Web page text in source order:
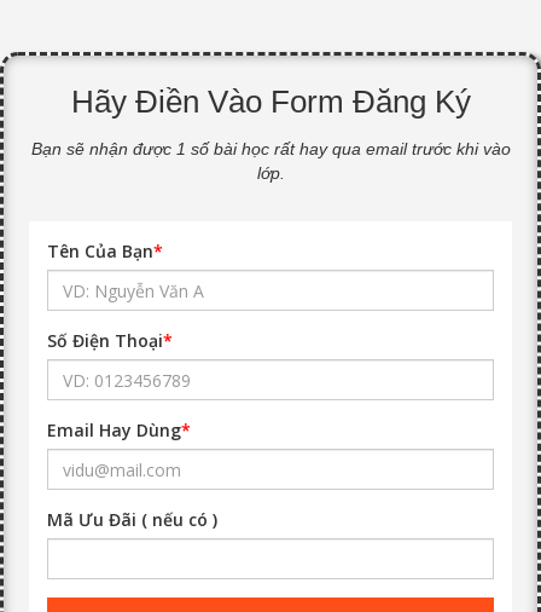
Hãy Điền Vào Form Đăng Ký
Bạn sẽ nhận được 1 số bài học rất hay qua email trước khi vào
lớp.
Tên Của Bạn*
Số Điện Thoại*
Email Hay Dùng*
Mã Ưu Đãi ( nếu có )